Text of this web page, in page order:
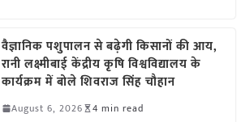
वैज्ञानिक पशुपालन से बढ़ेगी किसानों की आय,
रानी लक्ष्मीबाई केंद्रीय कृषि विश्वविद्यालय के
कार्यक्रम में बोले शिवराज सिंह चौहान
August 6, 2026 4 min read